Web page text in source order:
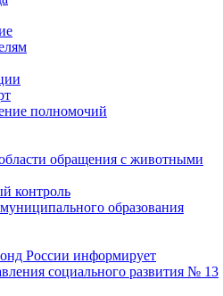
полномочий
обращения с животными
контроль
образования
России информирует
социального развития № 13